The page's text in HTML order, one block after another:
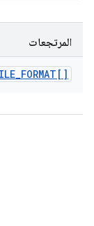
المرتجعات
_FORMAT[]